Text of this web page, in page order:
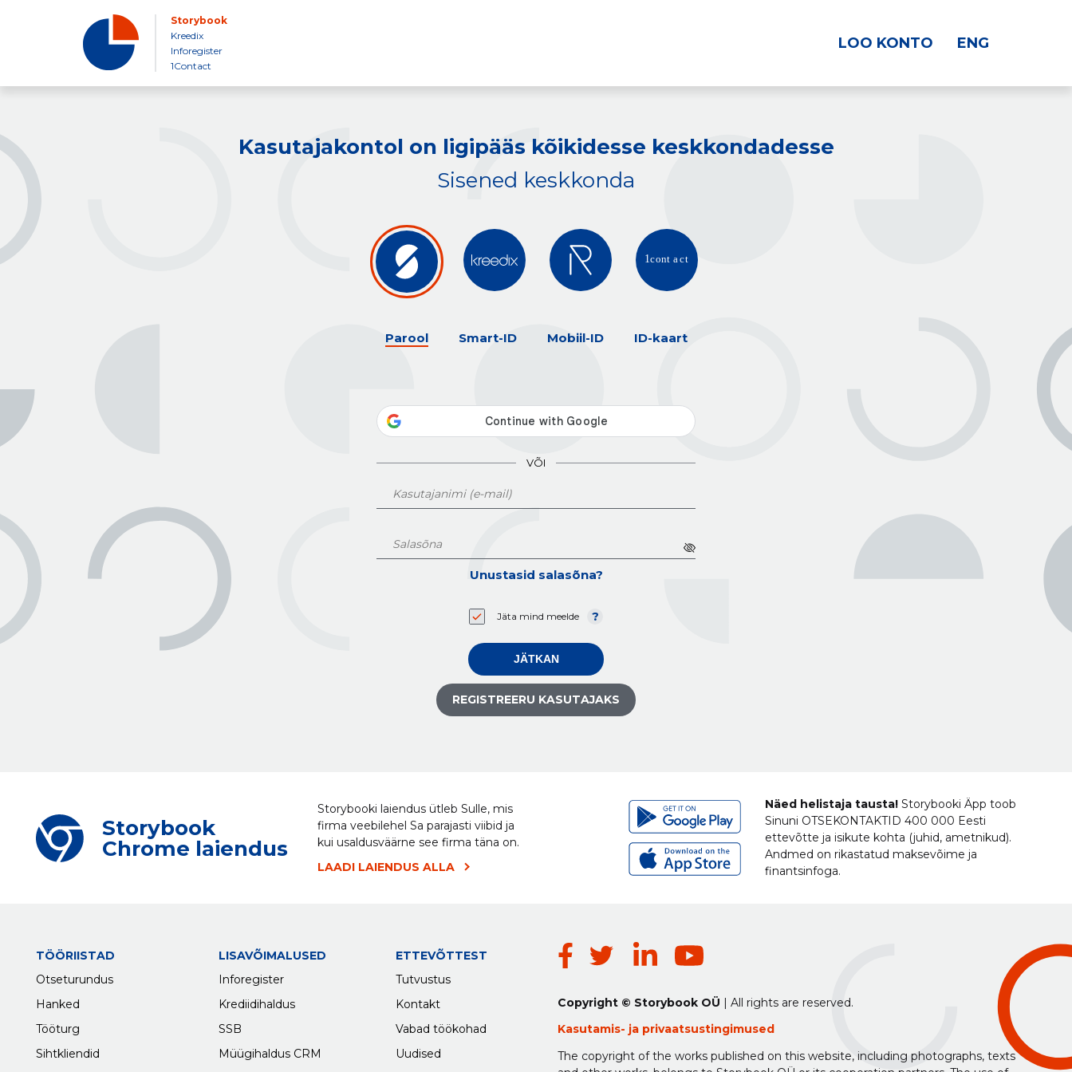
Storybook
Kreedix
Inforegister
1Contact
LOO KONTO ENG
Kasutajakontol on ligipääs kõikidesse keskkondadesse
Sisened keskkonda
Parool Smart-ID Mobiil-ID ID-kaart
VÕI
Unustasid salasõna?
Jäta mind meelde
JÄTKAN
REGISTREERU KASUTAJAKS
Storybook
Chrome laiendus
Storybooki laiendus ütleb Sulle, mis
firma veebilehel Sa parajasti viibid ja
kui usaldusväärne see firma täna on.
LAADI LAIENDUS ALLA
Näed helistaja tausta! Storybooki Äpp toob
Sinuni OTSEKONTAKTID 400 000 Eesti
ettevõtte ja isikute kohta (juhid, ametnikud).
Andmed on rikastatud maksevõime ja
finantsinfoga.
TÖÖRIISTAD
Otseturundus
Hanked
Tööturg
Sihtkliendid
LISAVÕIMALUSED
Inforegister
Krediidihaldus
SSB
Müügihaldus CRM
ETTEVÕTTEST
Tutvustus
Kontakt
Vabad töökohad
Uudised
Copyright © Storybook OÜ | All rights are reserved.
Kasutamis- ja privaatsustingimused
The copyright of the works published on this website, including photographs, texts